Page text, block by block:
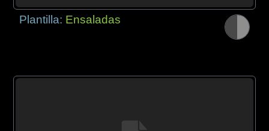
Plantilla: Ensaladas